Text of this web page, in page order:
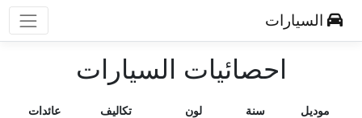
السيارات
احصائيات السيارات
موديل سنة لون تكاليف
عائدات